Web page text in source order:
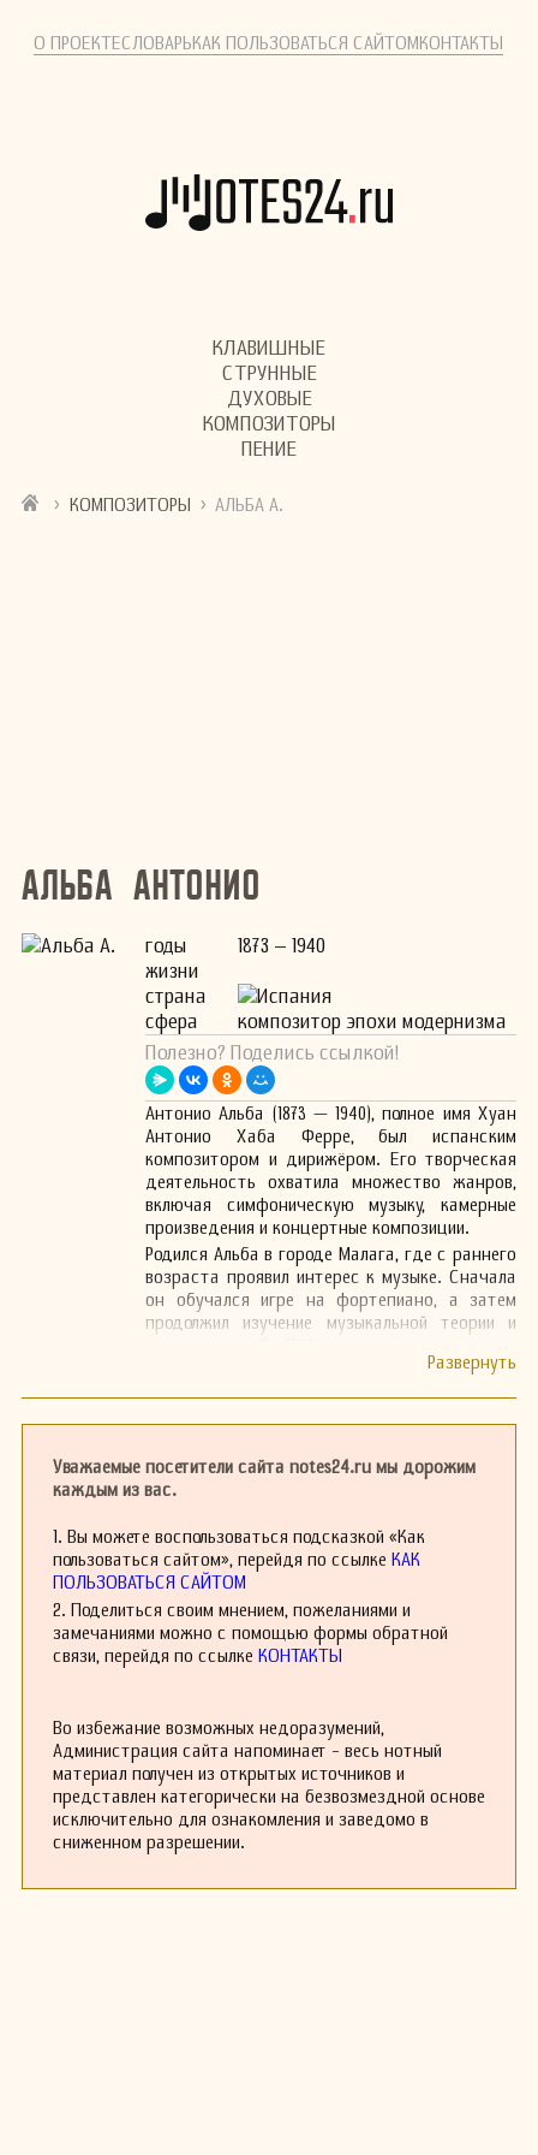
О ПРОЕКТЕСЛОВАРЬКАК ПОЛЬЗОВАТЬСЯ САЙТОМКОНТАКТЫ
КЛАВИШНЫЕ
СТРУННЫЕ
ДУХОВЫЕ
КОМПОЗИТОРЫ
ПЕНИЕ
› КОМПОЗИТОРЫ › АЛЬБА А.
Альба Антонио
годы
жизни
1873 – 1940
страна
Испания
сфера
композитор эпохи модернизма
Полезно? Поделись ссылкой!
Антонио Альба (1873 — 1940), полное имя Хуан
Антонио Хаба Ферре, был испанским
композитором и дирижёром. Его творческая
деятельность охватила множество жанров,
включая симфоническую музыку, камерные
произведения и концертные композиции.
Родился Альба в городе Малага, где с раннего
возраста проявил интерес к музыке. Сначала
он обучался игре на фортепиано, а затем
продолжил изучение музыкальной теории и
Мадридскую консерваторию, где изучал
карьеру как дирижёр, работав с различными
испанскими оркестрами. Он также активно
способствовало ему gaining fame and respect
within Spanish and European musical circles.
В своих произведениях Антонио Альба часто
обращался к фольклорным мотивам и
традициям испанской музыки. Его стиль
сочетает элементы романтизма с более
развитие испанской симфонической музыки,
которая стала популярной в начале XX века.
Кроме своей композиторской карьеры, Альба
также занимался педагогической
деятельностью, обучая молодых музыкантов.
Его вклад в музыкальное образование оставил
значимый след в испанской культуре.
Среди его известных произведений можно
Уважаемые посетители сайта notes24.ru мы дорожим
каждым из вас.
1. Вы можете воспользоваться подсказкой «Как
пользоваться сайтом», перейдя по ссылке КАК
ПОЛЬЗОВАТЬСЯ САЙТОМ
2. Поделиться своим мнением, пожеланиями и
замечаниями можно с помощью формы обратной
связи, перейдя по ссылке КОНТАКТЫ
Во избежание возможных недоразумений,
Администрация сайта напоминает - весь нотный
материал получен из открытых источников и
представлен категорически на безвозмездной основе
исключительно для ознакомления и заведомо в
сниженном разрешении.